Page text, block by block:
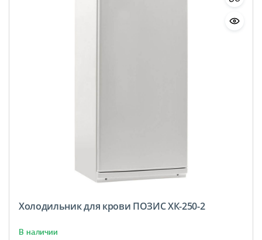
Холодильник для крови ПОЗИС ХК-250-2
В наличии